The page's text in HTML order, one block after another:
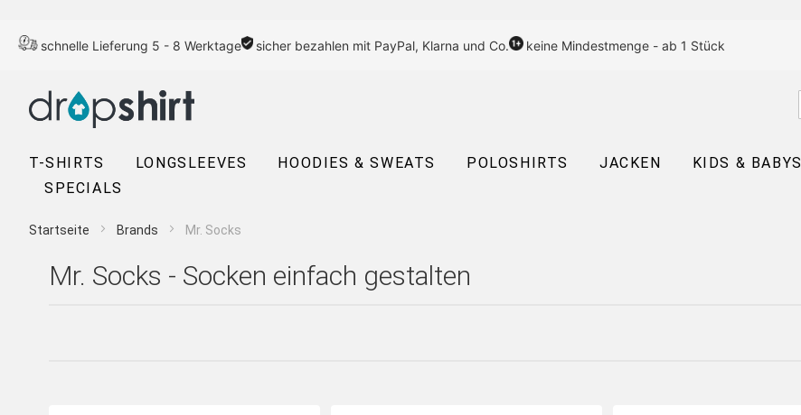
schnelle Lieferung 5 - 8 Werktage sicher bezahlen mit PayPal, Klarna und Co. keine Mindestmenge - ab 1 Stück
T-SHIRTS LONGSLEEVES HOODIES & SWEATS POLOSHIRTS JACKEN KIDS & BABYS
SPECIALS
Startseite Brands Mr. Socks
Mr. Socks - Socken einfach gestalten